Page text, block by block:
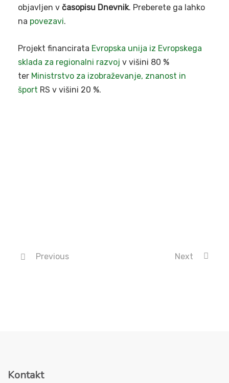
objavljen v časopisu Dnevnik. Preberete ga lahko
na povezavi.
Projekt financirata Evropska unija iz Evropskega
sklada za regionalni razvoj v višini 80 %
ter Ministrstvo za izobraževanje, znanost in
šport RS v višini 20 %.
Previous Next
Kontakt